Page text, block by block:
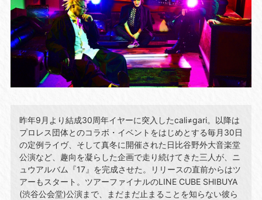
昨年9月より結成30周年イヤーに突入したcali≠gari。以降は
プロレス団体とのコラボ・イベントをはじめとする毎月30日
の定例ライヴ、そして真冬に開催された日比谷野外大音楽堂
公演など、趣向を凝らした企画で走り続けてきた三人が、ニ
ュウアルバム『17』を完成させた。リリースの直前からはツ
アーもスタート。ツアーファイナルのLINE CUBE SHIBUYA
(渋谷公会堂)公演まで、まだまだ止まることを知らない彼ら